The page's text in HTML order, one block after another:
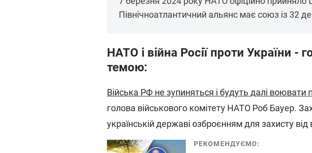
Північноатлантичний альянс має союз із 32
НАТО і війна Росії проти України -
темою:
Війська РФ не зупиняться і будуть далі воювати
голова військового комітету НАТО Роб Бауер.
українській державі озброєнням для захисту від
РЕКОМЕНДУЄМО: